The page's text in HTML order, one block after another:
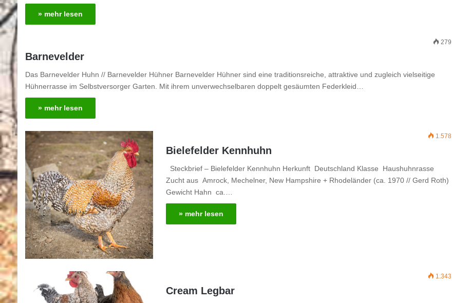
» mehr lesen
279
Barnevelder
Das Barnevelder Huhn // Barnevelder Hühner Barnevelder Hühner sind eine traditionsreiche, attraktive und zugleich vielseitige
Hühnerrasse im Selbstversorger Garten. Mit ihrem unverwechselbaren doppelt gesäumten Federkleid…
» mehr lesen
1.578
Bielefelder Kennhuhn
Steckbrief – Bielefelder Kennhuhn Herkunft Deutschland Klasse Haushuhnrasse
Zucht aus Amrock, Mechelner, New Hampshire + Rhodeländer (ca. 1970 // Gerd Roth)
Gewicht Hahn ca.…
» mehr lesen
1.343
Cream Legbar